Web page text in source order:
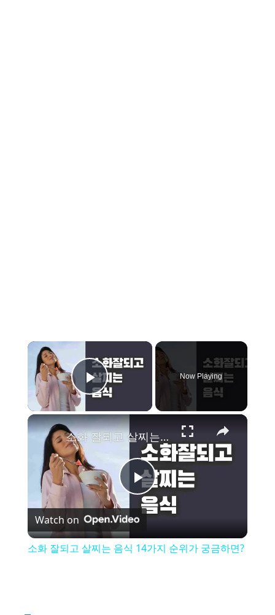
×
Play Video
Now Playing
×
P
소화 잘되고 살찌는 음식 14가지 순위가 궁금하면?
Watch on
소화 잘되고 살찌는 음식 14가지 순위가 궁금하면?